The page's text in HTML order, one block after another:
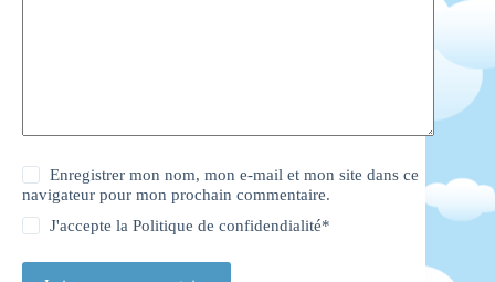
Enregistrer mon nom, mon e-mail et mon site dans ce
navigateur pour mon prochain commentaire.
J'accepte laPolitique de confidendialité*